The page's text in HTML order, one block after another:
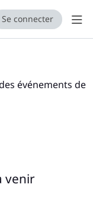
Se connecter
événements de
venir